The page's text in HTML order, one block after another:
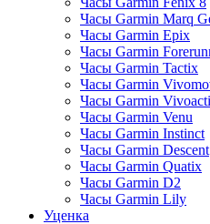
Часы Garmin Marq
Часы Garmin Epix
Часы Garmin
Часы Garmin Tactix
Часы Garmin
Часы Garmin
Часы Garmin Venu
Часы Garmin Instinct
Часы Garmin Descent
Часы Garmin Quatix
Часы Garmin D2
Часы Garmin Lily
Уценка